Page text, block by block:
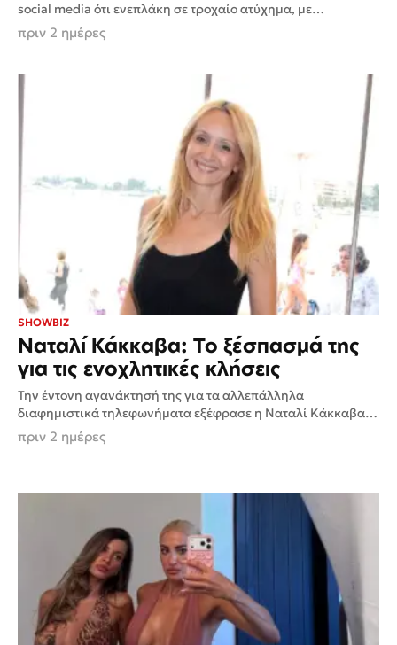
social media ότι ενεπλάκη σε τροχαίο ατύχημα, με
αποτέλεσμα να αναγκαστεί να διακόψει προσωρινά κάθε
επαγγελματική...
πριν 2 ημέρες
SHOWBIZ
Ναταλί Κάκκαβα: Το ξέσπασμά της
για τις ενοχλητικές κλήσεις
Την έντονη αγανάκτησή της για τα αλλεπάλληλα
διαφημιστικά τηλεφωνήματα εξέφρασε η Ναταλί Κάκκαβα
μέσα από βίντεο που δημοσίευσε στο TikTok. Η
παρουσιάστρια περιέγραψε μια καθημερινότητα...
πριν 2 ημέρες